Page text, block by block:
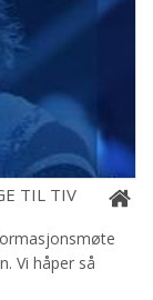
TIL TIV
Vi håper så